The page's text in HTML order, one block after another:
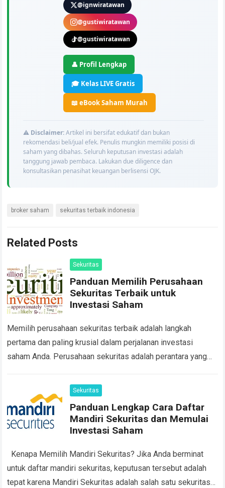
@ignwiratawan
@gustiwiratawan
@gustiwiratawan
👤 Profil Lengkap
🎓 Kelas LIVE Gratis
📖 eBook Saham Murah
⚠️ Disclaimer:Artikel ini bersifat edukatif dan bukan
rekomendasi beli/jual efek. Penulis mungkin memiliki posisi di
saham yang dibahas. Seluruh keputusan investasi adalah
tanggung jawab pembaca. Lakukan due diligence dan
konsultasikan penasihat keuangan berlisensi OJK.
broker saham sekuritas terbaik indonesia
Related Posts
Sekuritas
Panduan Memilih Perusahaan
Sekuritas Terbaik untuk
Investasi Saham
Memilih perusahaan sekuritas terbaik adalah langkah
pertama dan paling krusial dalam perjalanan investasi
saham Anda. Perusahaan sekuritas adalah perantara yang
Sekuritas
Panduan Lengkap Cara Daftar
Mandiri Sekuritas dan Memulai
Investasi Saham
Kenapa Memilih Mandiri Sekuritas? Jika Anda berminat
untuk daftar mandiri sekuritas, keputusan tersebut adalah
tepat karena Mandiri Sekuritas adalah salah satu sekuritas